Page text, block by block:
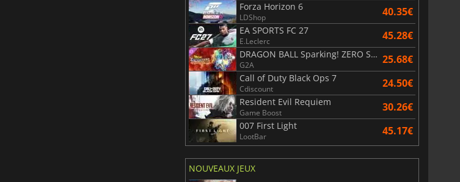
Forza Horizon 6
LDShop 40.35€
EA SPORTS FC 27
E.Leclerc 45.28€
DRAGON BALL Sparking! ZERO Super Limit Breaking NEO
G2A 25.68€
Call of Duty Black Ops 7
Cdiscount 24.50€
Resident Evil Requiem
Game Boost 30.26€
007 First Light
LootBar 45.17€
NOUVEAUX JEUX